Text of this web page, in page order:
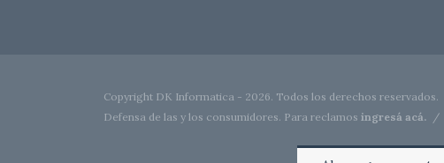
Copyright DK Informatica - 2026. Todos los derechos reservados.
Defensa de las y los consumidores. Para reclamos ingresá acá. /